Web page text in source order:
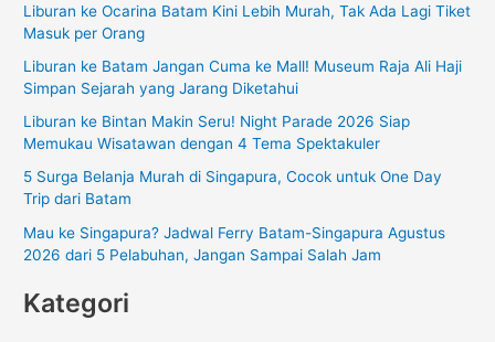
u
n
t
k
Liburan ke Ocarina Batam Kini Lebih Murah, Tak Ada Lagi Tiket
Masuk per Orang
Liburan ke Batam Jangan Cuma ke Mall! Museum Raja Ali Haji
Simpan Sejarah yang Jarang Diketahui
Liburan ke Bintan Makin Seru! Night Parade 2026 Siap
Memukau Wisatawan dengan 4 Tema Spektakuler
5 Surga Belanja Murah di Singapura, Cocok untuk One Day
Trip dari Batam
Mau ke Singapura? Jadwal Ferry Batam-Singapura Agustus
2026 dari 5 Pelabuhan, Jangan Sampai Salah Jam
Kategori